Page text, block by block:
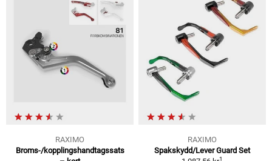
RAXIMO
Broms-/kopplingshandtagssats
RAXIMO
Spakskydd/Lever Guard Set
1